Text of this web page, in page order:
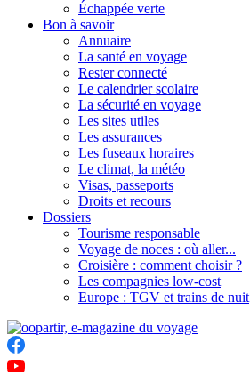
Échappée verte
Bon à savoir
Annuaire
La santé en voyage
Rester connecté
Le calendrier scolaire
La sécurité en voyage
Les sites utiles
Les assurances
Les fuseaux horaires
Le climat, la météo
Visas, passeports
Droits et recours
Dossiers
Tourisme responsable
Voyage de noces : où aller...
Croisière : comment choisir ?
Les compagnies low-cost
Europe : TGV et trains de nuit